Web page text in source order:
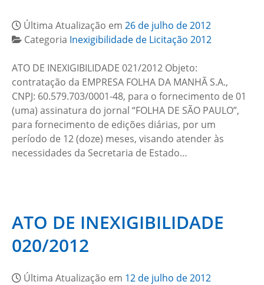
Última Atualização em 26 de julho de 2012
Categoria Inexigibilidade de Licitação 2012
ATO DE INEXIGIBILIDADE 021/2012 Objeto:
contratação da EMPRESA FOLHA DA MANHÃ S.A.,
CNPJ: 60.579.703/0001-48, para o fornecimento de 01
(uma) assinatura do jornal “FOLHA DE SÃO PAULO”,
para fornecimento de edições diárias, por um
período de 12 (doze) meses, visando atender às
necessidades da Secretaria de Estado…
ATO DE INEXIGIBILIDADE
020/2012
Última Atualização em 12 de julho de 2012